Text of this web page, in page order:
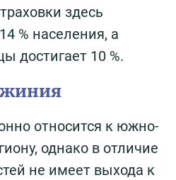
здесь
% населения, а
достигает 10 %.
относится к южно-
однако в отличие
не имеет выхода к